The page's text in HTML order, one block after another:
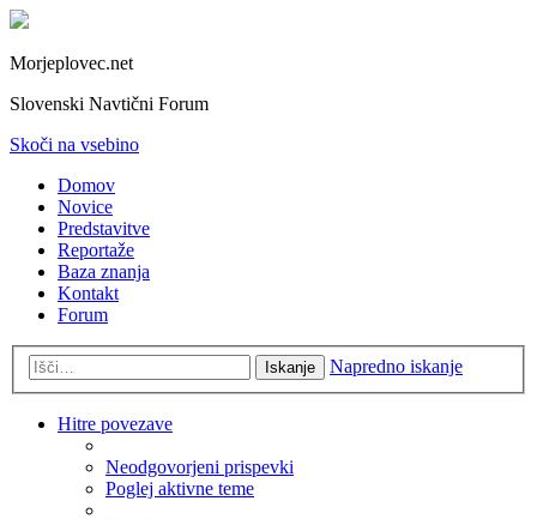
Morjeplovec.net
Slovenski Navtični Forum
Skoči na vsebino
Domov
Novice
Predstavitve
Reportaže
Baza znanja
Kontakt
Forum
Iskanje Napredno iskanje
Hitre povezave
Neodgovorjeni prispevki
Poglej aktivne teme